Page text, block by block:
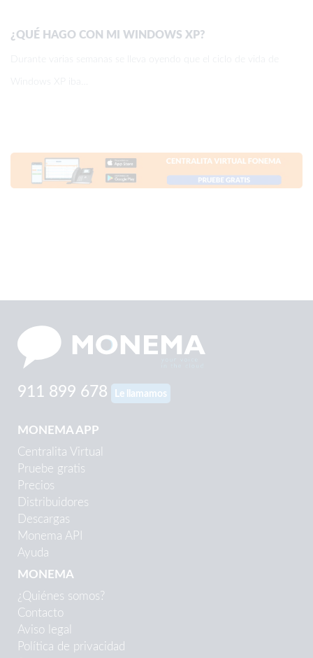
¿QUÉ HAGO CON MI WINDOWS XP?
Durante varias semanas se lleva oyendo que el ciclo de vida de
Windows XP iba…
911 899 678 Le llamamos
MONEMA APP
Centralita Virtual
Pruebe gratis
Precios
Distribuidores
Descargas
Monema API
Ayuda
MONEMA
¿Quiénes somos?
Contacto
Aviso legal
Política de privacidad